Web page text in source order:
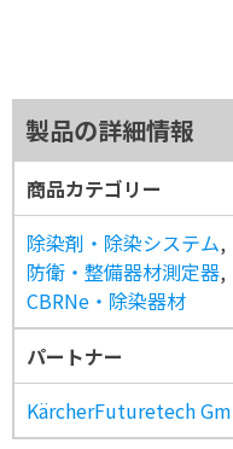
製品の詳細情報
商品カテゴリー
除染剤・除染システム,
防衛・整備器材測定器,
CBRNe・除染器材
パートナー
KärcherFuturetech